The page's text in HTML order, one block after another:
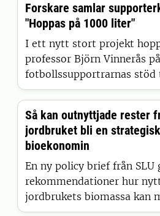
Forskare samlar
"Hoppas på 1000 liter"
I ett nytt stort projekt
professor Björn Vinnerås på
fotbollssupportrarnas stöd
forskningen. Det handlar
pissoarer och mobila
Malmö FF:s hemmaarena
samlas in för att bli gödsel.
Så kan outnyttjade rester
jordbruket bli en
bioekonomin
En ny policy brief från SLU
rekommendationer hur
jordbrukets biomassa kan
Genom att ta tillvara på